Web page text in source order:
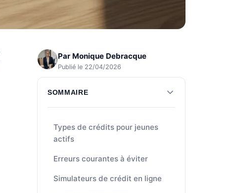
Par Monique Debracque
Publié le 22/04/2026
SOMMAIRE
Types de crédits pour jeunes
actifs
Erreurs courantes à éviter
Simulateurs de crédit en ligne